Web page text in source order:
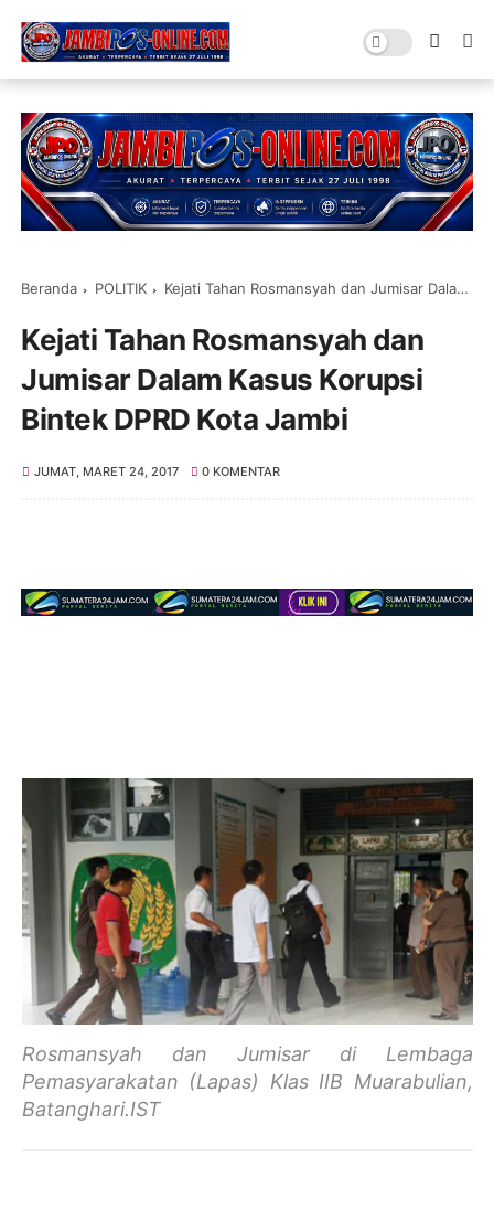
Beranda POLITIK Kejati Tahan Rosmansyah dan Jumisar Dalam Kasus Korupsi Bintek DPRD Kota Jambi
Kejati Tahan Rosmansyah dan
Jumisar Dalam Kasus Korupsi
Bintek DPRD Kota Jambi
JUMAT, MARET 24, 2017 0 KOMENTAR
Rosmansyah dan Jumisar di Lembaga
Pemasyarakatan (Lapas) Klas IIB Muarabulian,
Batanghari.IST